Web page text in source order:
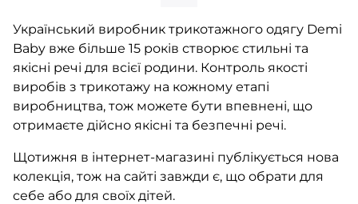
Український виробник трикотажного одягу Demi
Baby вже більше 15 років створює стильні та
якісні речі для всієї родини. Контроль якості
виробів з трикотажу на кожному етапі
виробництва, тож можете бути впевнені, що
отримаєте дійсно якісні та безпечні речі.
Щотижня в інтернет-магазині публікується нова
колекція, тож на сайті завжди є, що обрати для
себе або для своїх дітей.